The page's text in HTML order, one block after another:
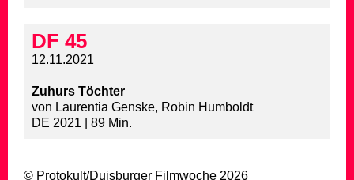
DF 45
12.11.2021
Zuhurs Töchter
von Laurentia Genske, Robin Humboldt
DE 2021 | 89 Min.
© Protokult/Duisburger Filmwoche 2026